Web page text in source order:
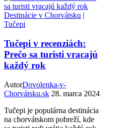
Destinácie v Chorvátsku |
Tučepi
Tučepi v recenziách:
Prečo sa turisti vracajú
každý rok
AutorDovolenka-v-
Chorvátsku.sk 28. marca 2024
Tučepi je populárna destinácia
na chorvátskom pobreží, kde